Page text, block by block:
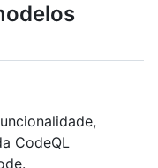
CodeQL